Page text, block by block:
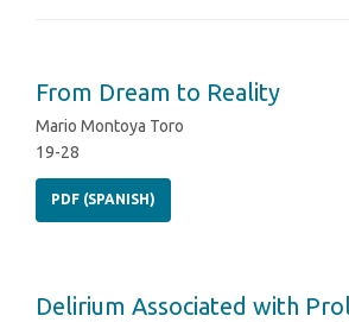
From Dream to Reality
Mario Montoya Toro
19-28
PDF (SPANISH)
Delirium Associated with